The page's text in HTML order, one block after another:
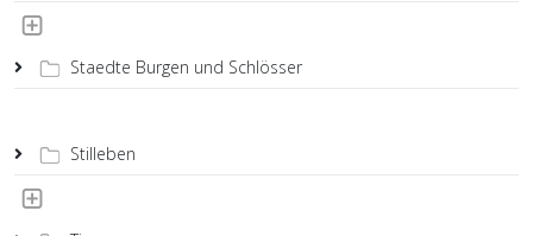
Staedte Burgen und Schlösser
Stilleben